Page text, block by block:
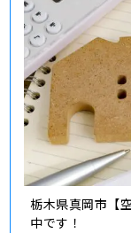
栃木県真岡市【
中です！